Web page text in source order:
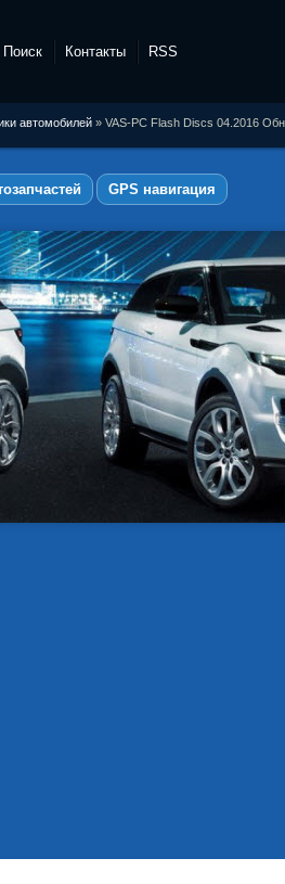
Поиск Контакты RSS
автомобилей » VAS-PC Flash Discs 04.2016
GPS навигация